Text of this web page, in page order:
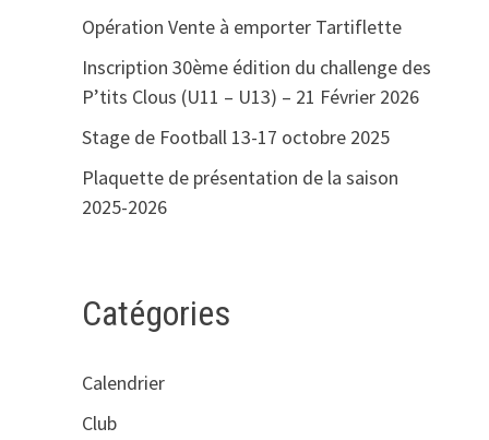
Opération Vente à emporter Tartiflette
Inscription 30ème édition du challenge des
P’tits Clous (U11 – U13) – 21 Février 2026
Stage de Football 13-17 octobre 2025
Plaquette de présentation de la saison
2025-2026
Catégories
Calendrier
Club